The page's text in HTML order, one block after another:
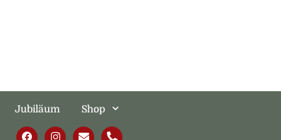
Jubiläum Shop